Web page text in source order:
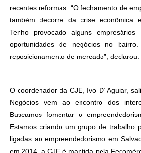
recentes reformas. “O fechamento de
também decorre da crise econômica
Tenho provocado alguns
oportunidades de negócios no
reposicionamento de mercado”, declarou.
O coordenador da CJE, Ivo D’ Aguiar,
Negócios vem ao encontro dos
Buscamos fomentar o
Estamos criando um grupo de trabalho
ligadas ao empreendedorismo em
em 2014, a CJE é mantida pela